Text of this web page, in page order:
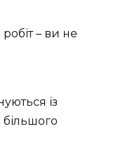
– ви не
із